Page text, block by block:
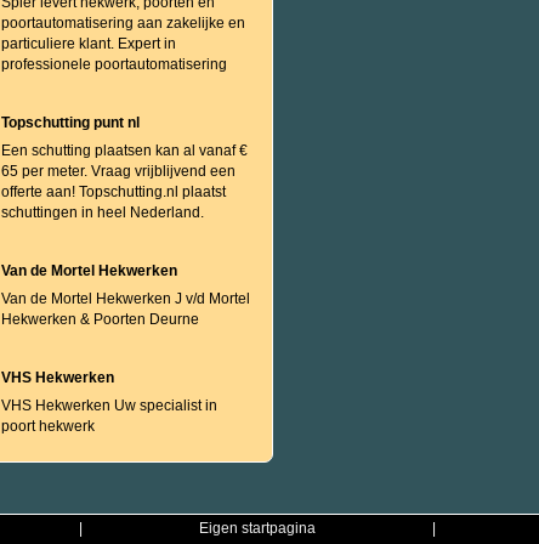
poortautomatisering aan zakelijke en
particuliere klant. Expert in
professionele poortautomatisering
Topschutting punt nl
Een schutting plaatsen kan al vanaf €
65 per meter. Vraag vrijblijvend een
offerte aan! Topschutting.nl plaatst
schuttingen in heel Nederland.
Van de Mortel Hekwerken
Van de Mortel Hekwerken J v/d Mortel
Hekwerken & Poorten Deurne
VHS Hekwerken
VHS Hekwerken Uw specialist in
poort hekwerk
Eigen startpagina